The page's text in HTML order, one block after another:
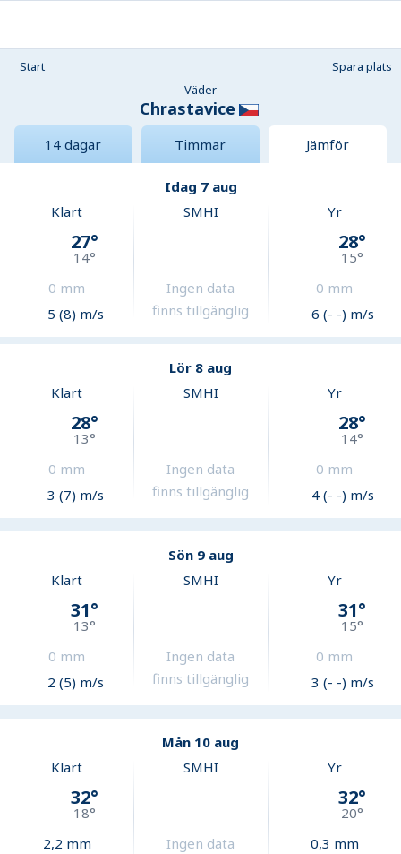
Start
Spara plats
Väder
Chrastavice
14 dagar Timmar Jämför
Idag 7 aug
Klart
27°
14°
0 mm
5 (8) m/s
SMHI
Ingen data
finns tillgänglig
Yr
28°
15°
0 mm
6 (- -) m/s
Lör 8 aug
Klart
28°
13°
0 mm
3 (7) m/s
SMHI
Ingen data
finns tillgänglig
Yr
28°
14°
0 mm
4 (- -) m/s
Sön 9 aug
Klart
31°
13°
0 mm
2 (5) m/s
SMHI
Ingen data
finns tillgänglig
Yr
31°
15°
0 mm
3 (- -) m/s
Mån 10 aug
Klart
32°
18°
2,2 mm
SMHI
Ingen data
Yr
32°
20°
0,3 mm